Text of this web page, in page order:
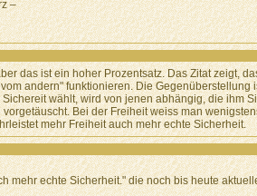
–
das ist ein hoher Prozentsatz. Das Zitat zeigt,
andern" funktionieren. Die
wählt, wird von jenen abhängig, die ihm
Bei der Freiheit weiss man
mehr Freiheit auch mehr echte Sicherheit.
mehr echte Sicherheit." die noch bis heute